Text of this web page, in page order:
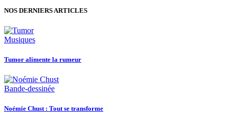
NOS DERNIERS ARTICLES
Musiques
Tumor alimente la rumeur
Bande-dessinée
Noémie Chust : Tout se transforme